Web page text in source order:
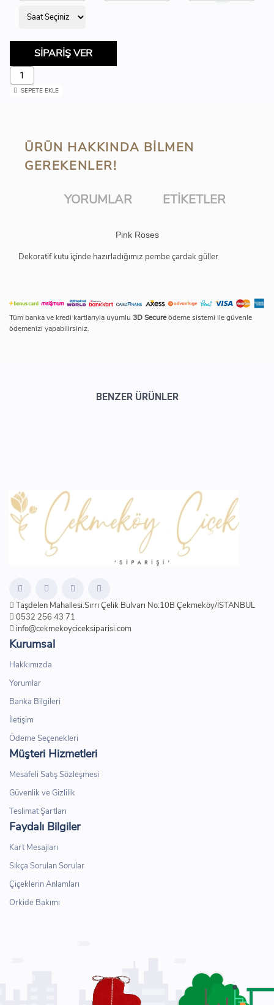
SİPARİŞ VER
SEPETE EKLE
ÜRÜN HAKKINDA BILMEN
GEREKENLER!
YORUMLAR ETIKETLER
Pink Roses
Dekoratif kutu içinde hazırladığımız pembe çardak güller
Tüm banka ve kredi kartlarıyla uyumlu 3D Secureödeme sistemi ile güvenle
ödemenizi yapabilirsiniz.
BENZER ÜRÜNLER
Taşdelen Mahallesi.Sırrı Çelik Bulvarı No:10B Çekmeköy/İSTANBUL
0532 256 43 71
info@cekmekoyciceksiparisi.com
Kurumsal
Hakkımızda
Yorumlar
Banka Bilgileri
İletişim
Ödeme Seçenekleri
Müşteri Hizmetleri
Mesafeli Satış Sözleşmesi
Güvenlik ve Gizlilik
Teslimat Şartları
Faydalı Bilgiler
Kart Mesajları
Sıkça Sorulan Sorular
Çiçeklerin Anlamları
Orkide Bakımı